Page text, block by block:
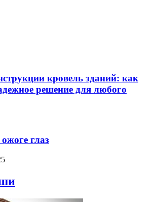
кровель зданий: как
решение для любого
глаз